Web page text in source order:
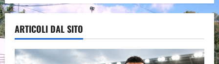
ARTICOLI DAL SITO